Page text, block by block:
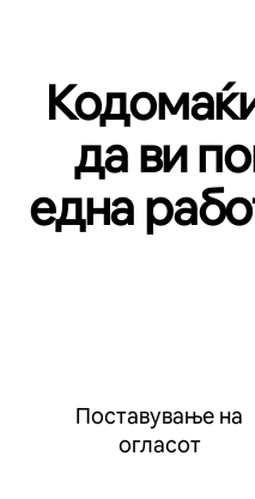
да ви
една
Поставување на
огласот